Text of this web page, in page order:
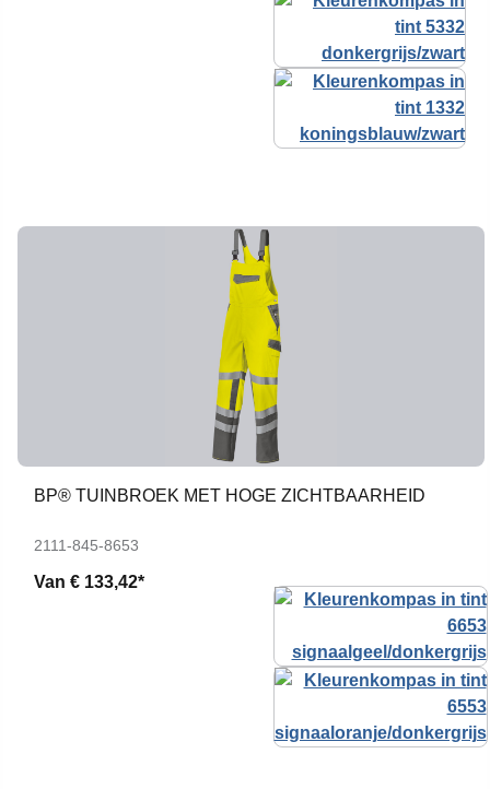
BP® TUINBROEK MET HOGE ZICHTBAARHEID
2111-845-8653
Van € 133,42*